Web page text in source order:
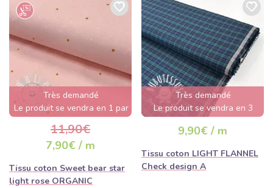
Très demandé
Le produit se vendra en 1 par
jour
11,90€
7,90€ / m
Tissu coton Sweet bear star
light rose ORGANIC
Très demandé
Le produit se vendra en 3
jours
9,90€ / m
Tissu coton LIGHT FLANNEL
Check design A